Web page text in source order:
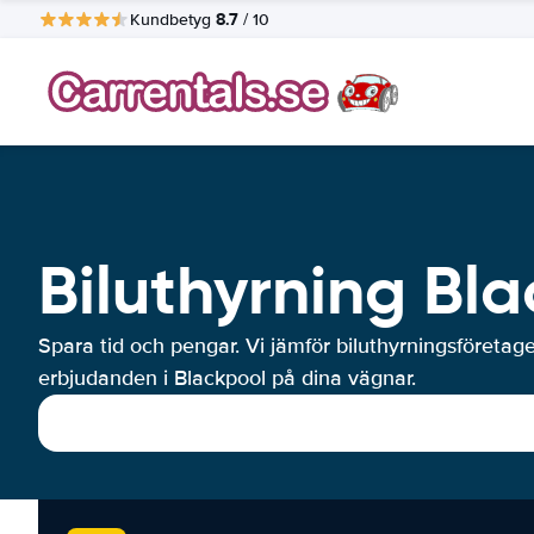
Kundbetyg 8.7 / 10
Biluthyrning
Spara tid och pengar. Vi jämför
erbjudanden i Blackpool på dina vägnar.